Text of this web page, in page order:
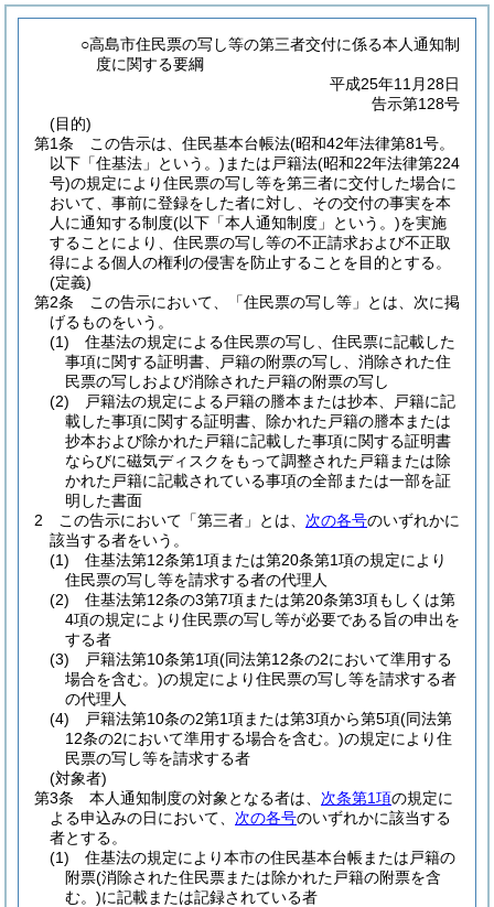
○高島市住民票の写し等の第三者交付に係る本人通知制
度に関する要綱
平成25年11月28日
告示第128号
(目的)
第1条
この告示は、住民基本台帳法(昭和42年法律第81号。
以下「住基法」という。) または戸籍法(昭和22年法律第224
号)の規定により住民票の写し等を第三者に交付した場合に
おいて、事前に登録をした者に対し、その交付の事実を本
人に通知する制度(以下「本人通知制度」という。)を実施
することにより、住民票の写し等の不正請求および不正取
得による個人の権利の侵害を防止することを目的とする。
(定義)
第2条
この告示において、「住民票の写し等」とは、次に掲
げるものをいう。
(1)
住基法の規定による住民票の写し、住民票に記載した
事項に関する証明書、戸籍の附票の写し、消除された住
民票の写しおよび消除された戸籍の附票の写し
(2)
戸籍法の規定による戸籍の謄本または抄本、戸籍に記
載した事項に関する証明書、除かれた戸籍の謄本または
抄本および除かれた戸籍に記載した事項に関する証明書
ならびに磁気ディスクをもって調整された戸籍または除
かれた戸籍に記載されている事項の全部または一部を証
明した書面
2
この告示において「第三者」とは、 次の各号のいずれかに
該当する者をいう。
(1)
住基法第12条第1項または第20条第1項の規定により
住民票の写し等を請求する者の代理人
(2)
住基法第12条の3第7項または第20条第3項もしくは第
4項の規定により住民票の写し等が必要である旨の申出を
する者
(3)
戸籍法第10条第1項(同法第12条の2において準用する
場合を含む。)の規定により住民票の写し等を請求する者
の代理人
(4)
戸籍法第10条の2第1項または第3項から第5項(同法第
12条の2において準用する場合を含む。)の規定により住
民票の写し等を請求する者
(対象者)
第3条
本人通知制度の対象となる者は、 次条第1項の規定に
よる申込みの日において、 次の各号のいずれかに該当する
者とする。
(1)
住基法の規定により本市の住民基本台帳または戸籍の
附票(消除された住民票または除かれた戸籍の附票を含
む。)に記載または記録されている者